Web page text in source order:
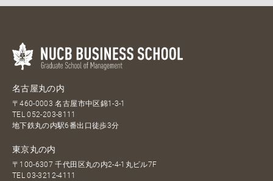
名古屋丸の内
〒460-0003 名古屋市中区錦1-3-1
TEL052-203-8111
地下鉄丸の内駅6番出口徒歩3分
東京丸の内
〒100-6307 千代田区丸の内2-4-1丸ビル7F
TEL03-3212-4111